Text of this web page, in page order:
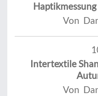
Von
Intertextile
Von